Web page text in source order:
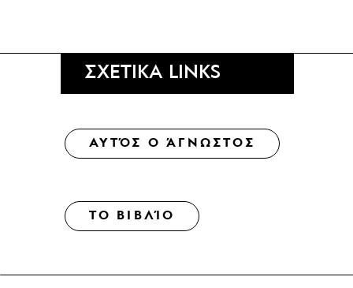
ΣΧΕΤΙΚΑ LINKS
ΑΥΤΌΣ Ο ΆΓΝΩΣΤΟΣ
ΤΟ ΒΙΒΛΊΟ